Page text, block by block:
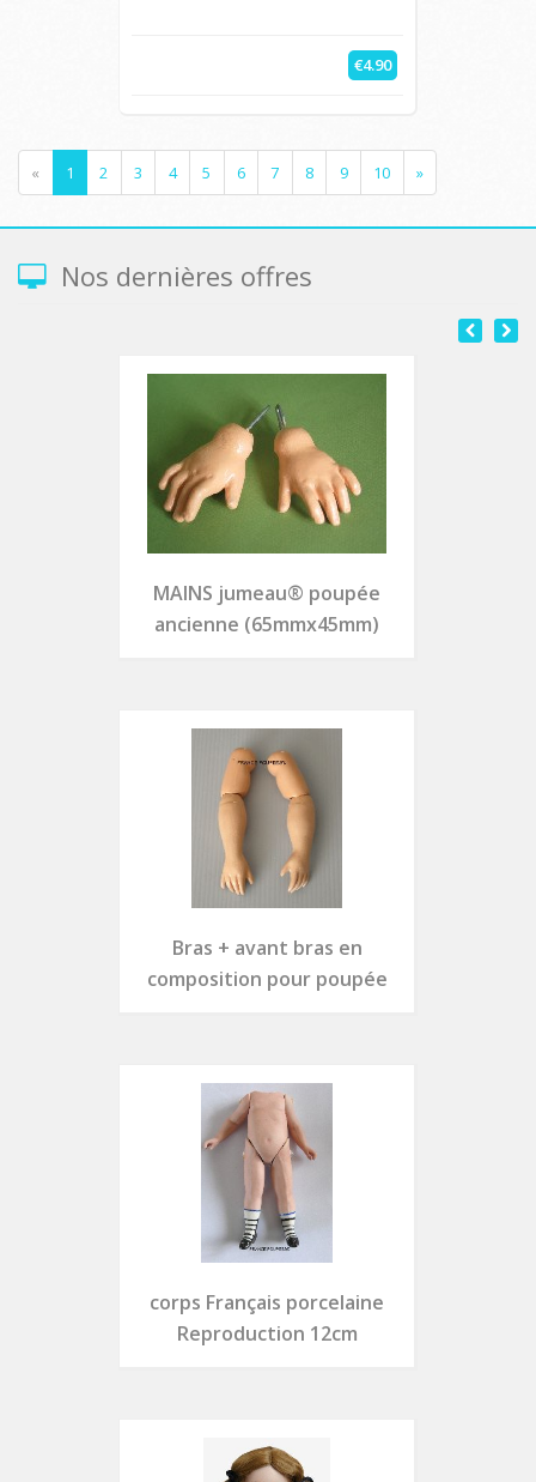
€4.90
« 1 2 3 4 5 6 7 8 9 10 »
Nos dernières offres
MAINS jumeau® poupée
ancienne (65mmx45mm)
Bras + avant bras en
composition pour poupée
corps Français porcelaine
Reproduction 12cm